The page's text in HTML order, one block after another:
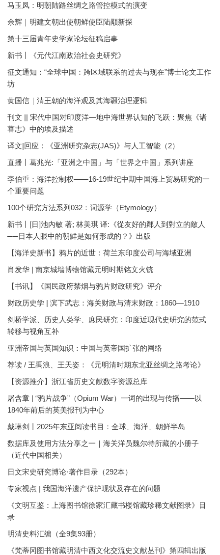
马玉凤：明朝陆路丝绸之路管控模式的演变
余辉｜明建文朝出使朝鲜使臣陆颙新探
第十三届青年史学家论坛征稿启事
新书丨《元代江南政治社会史研究》
征文通知：“全球中国：跨区域联系的过去与现在”博士论文工作
坊
黄国信｜清王朝的海洋观及其海疆治理逻辑
刊文 || 宋代中国对印度洋—地中海世界认知的飞跃：聚焦《诸
蕃志》中的埃及描述
译文|回应：《亚洲研究杂志(JAS)》与人工智能（2）
直播丨葛兆光:「亚洲之中国」与「世界之中国」系列讲座
李伯重：海洋控制权——16-19世纪中期中国海上贸易研究的一
个重要问题
100个研究方法系列032：词源学（Etymology）
新书丨[日]池內敏 著; 林美琪 译:《從友好的鄰人到對立的敵人
──日本人眼中的朝鮮是如何形成的？》出版
【海洋史新书】鸦片的近世：荷兰东印度公司与海域亚洲
肖发华 | 南京城墙博物馆藏元明时期铭文火铳
【书讯】《国民政府禁烟与鸦片财政研究》评介
财政历史学 | 滨下武志：海关财政与清末财政：1860—1910
剑桥学派、历史人类学、庶民研究：印度近现代史研究的范式
转移与视角互补
亚洲帝国与英国知识：中国与英帝国扩张的网络
荐读 / 王禹浪、王天姿：《元明清时期东北亚丝绸之路考论》
【资源推介】浙江省历史文献数字资源总库
屠含章 | “鸦片战争”（Opium War）一词的出现与传播——以
1840年前后的英美报刊为中心
戴琳剑丨2025年东亚阅读书目：全球、海洋、朝鲜半岛
数据库及使用方法分享之一｜海关洋员魏尔特所藏的小册子
（近代中国相关）
日文宋史研究博论·著作目录（292本）
专家视点 | 我国海洋遗产保护现状及存在的问题
《文明互鉴：上海图书馆徐家汇藏书楼馆藏珍稀文献图录》目
录
明清史料汇编（全9集93册）
《梵蒂冈图书馆藏明清中西文化交流史文献丛刊》第四辑出版